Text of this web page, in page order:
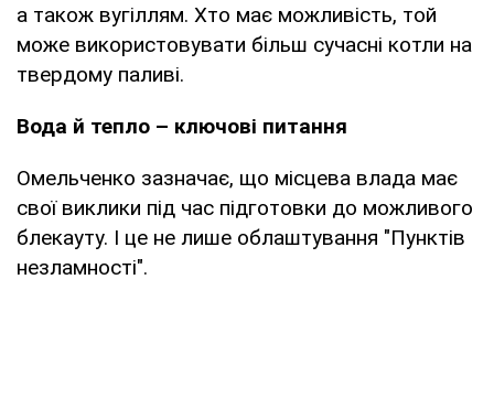
а також вугіллям. Хто має можливість, той
може використовувати більш сучасні котли на
твердому паливі.
Вода й тепло – ключові питання
Омельченко зазначає, що місцева влада має
свої виклики під час підготовки до можливого
блекауту. І це не лише облаштування "Пунктів
незламності".